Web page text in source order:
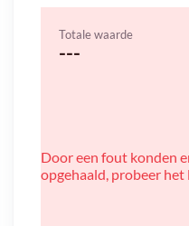
Totale waarde
---
Door een fout konden
opgehaald, probeer